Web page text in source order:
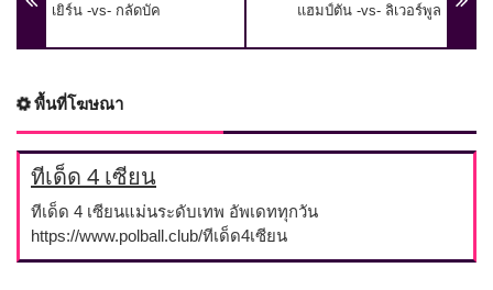
เยิร์น -vs- กลัดบัค
แฮมป์ตัน -vs- ลิเวอร์พูล
พื้นที่โฆษณา
ทีเด็ด 4 เซียน
ทีเด็ด 4 เซียนแม่นระดับเทพ อัพเดททุกวัน
https://www.polball.club/ทีเด็ด4เซียน